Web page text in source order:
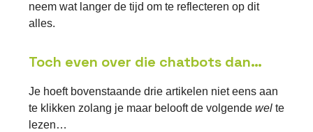
neem wat langer de tijd om te reflecteren op dit
alles.
Toch even over die chatbots dan…
Je hoeft bovenstaande drie artikelen niet eens aan
te klikken zolang je maar belooft de volgende wel te
lezen…